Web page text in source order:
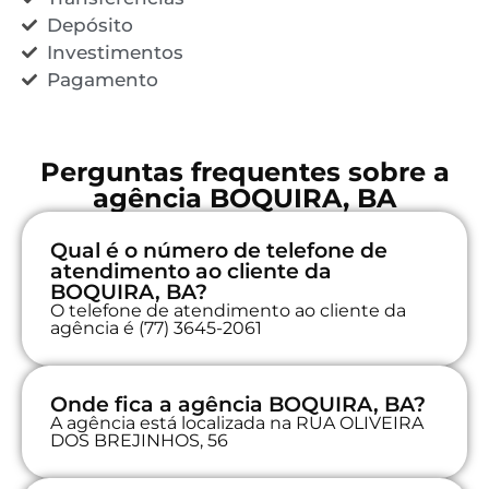
Depósito
Investimentos
Pagamento
Perguntas frequentes sobre a
agência BOQUIRA, BA
Qual é o número de telefone de
atendimento ao cliente da
BOQUIRA, BA?
O telefone de atendimento ao cliente da
agência é (77) 3645-2061
Onde fica a agência BOQUIRA, BA?
A agência está localizada na RUA OLIVEIRA
DOS BREJINHOS, 56